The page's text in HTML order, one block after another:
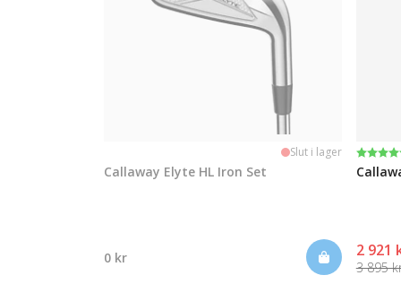
Slut i lager
Callaway Elyte HL Iron Set
0 kr
Betyg:
4.9
2 921
3 895